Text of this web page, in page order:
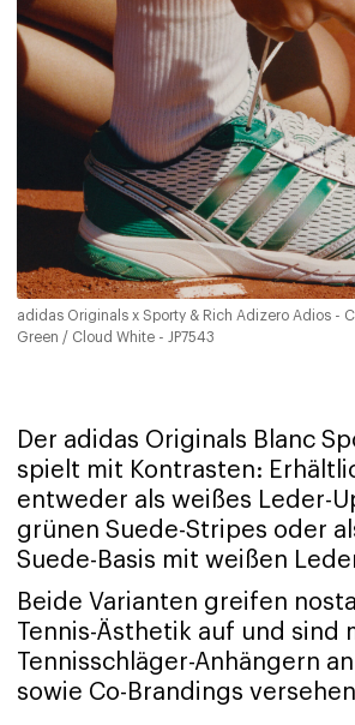
adidas Originals x Sporty & Rich Adizero Adios -
Green / Cloud White - JP7543
Der adidas Originals Blanc
spielt mit Kontrasten:
entweder als weißes Leder-
grünen Suede-Stripes oder
Suede-Basis mit weißen
Beide Varianten greifen
Tennis-Ästhetik auf und sind
Tennisschläger-Anhängern
sowie Co-Brandings